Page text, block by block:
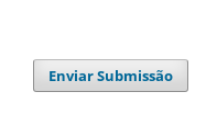
Enviar Submissão